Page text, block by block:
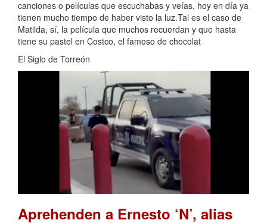
canciones o películas que escuchabas y veías, hoy en día ya
tienen mucho tiempo de haber visto la luz.Tal es el caso de
Matilda, sí, la película que muchos recuerdan y que hasta
tiene su pastel en Costco, el famoso de chocolat
El Siglo de Torreón
Aprehenden a Ernesto ‘N’, alias